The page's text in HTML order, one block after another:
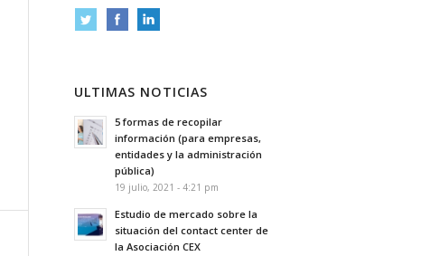
ULTIMAS NOTICIAS
5 formas de recopilar
información (para empresas,
entidades y la administración
pública)
19 julio, 2021 - 4:21 pm
Estudio de mercado sobre la
situación del contact center de
la Asociación CEX